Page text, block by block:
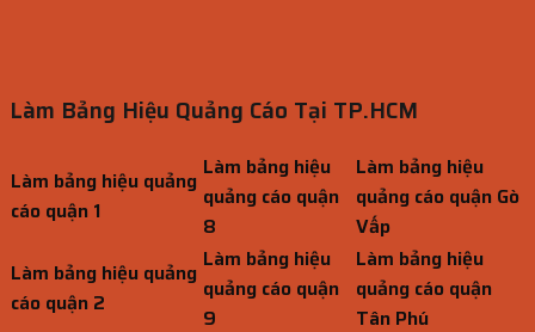
Làm Bảng Hiệu Quảng Cáo Tại TP.HCM
Làm bảng hiệu quảng
cáo quận 1
Làm bảng hiệu
quảng cáo quận
8
Làm bảng hiệu
quảng cáo quận Gò
Vấp
Làm bảng hiệu quảng
cáo quận 2
Làm bảng hiệu
quảng cáo quận
9
Làm bảng hiệu
quảng cáo quận
Tân Phú